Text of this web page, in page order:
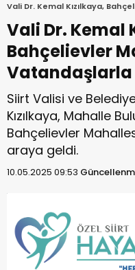
Vali Dr. Kemal Kızılkaya,
Buluştu
Vali Dr. Kemal
Bahçelievler
Vatandaşlarla
Siirt Valisi ve
Kızılkaya, Mahalle
Bahçelievler
araya geldi.
10.05.2025 09:53